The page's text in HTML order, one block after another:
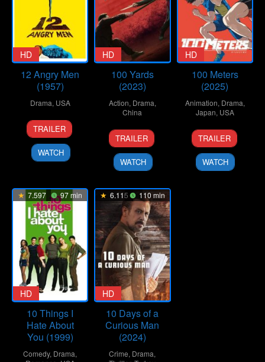
HD
12 Angry Men
(1957)
Drama, USA
10
Apr
1957
Don
Kranze
TRAILER
WATCH
HD
100 Yards
(2023)
Action, Drama,
China
20
Sep
2024
Xu
Junfeng
TRAILER
WATCH
HD
100 Meters
(2025)
Animation, Drama,
Japan, USA
19
Sep
2025
Kenji
Iwaisawa
TRAILER
WATCH
7.597 97 min
HD
10 Things I
Hate About
You (1999)
Comedy, Drama,
6.115 110 min
HD
10 Days of a
Curious Man
(2024)
Crime, Drama,